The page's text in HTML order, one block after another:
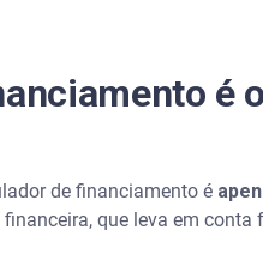
é
de financiamento é
que leva em